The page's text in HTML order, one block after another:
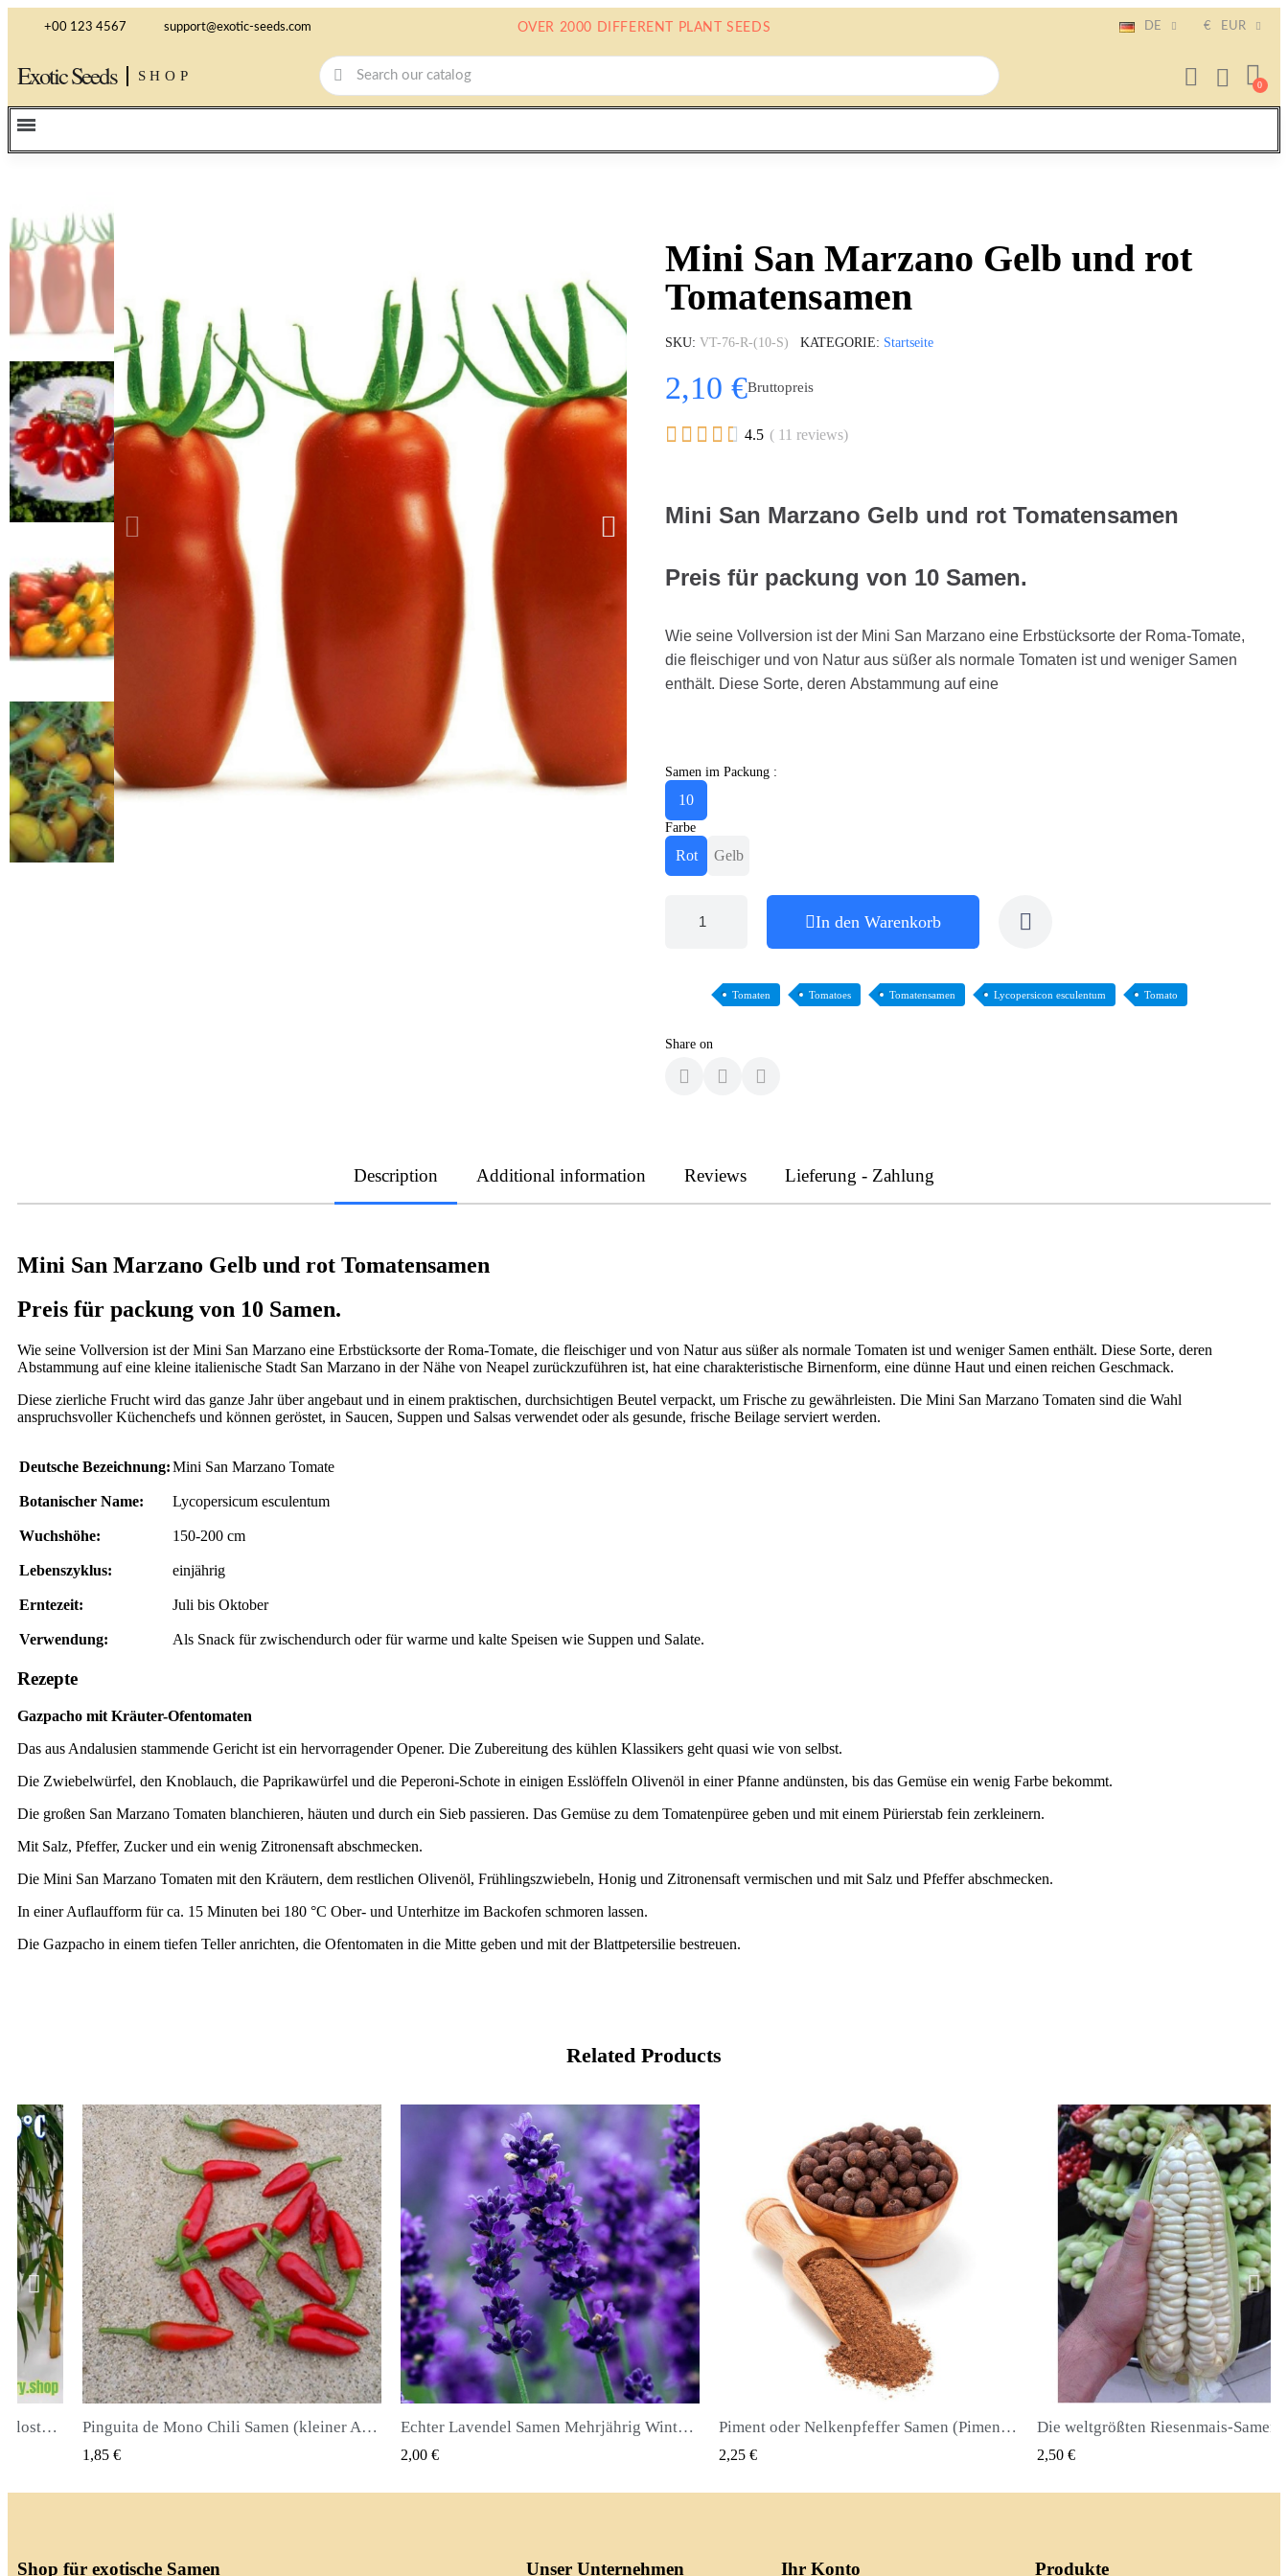
+00 123 4567 support@exotic-seeds.com OVER 2000 DIFFERENT PLANT SEEDS DE € EUR
Exotic Seeds SHOP
Mini San Marzano Gelb und rot
Tomatensamen
SKU VT-76-R-(10-S) KATEGORIE Startseite
2,10 €Bruttopreis
     4.5 ( 11 reviews)
Mini San Marzano Gelb und rot Tomatensamen
Preis für packung von 10 Samen.
Wie seine Vollversion ist der Mini San Marzano eine Erbstücksorte der Roma-Tomate,
die fleischiger und von Natur aus süßer als normale Tomaten ist und weniger Samen
enthält. Diese Sorte, deren Abstammung auf eine
Samen im Packung :
10
Farbe
Rot Gelb
In den Warenkorb
Tomaten Tomatoes Tomatensamen Lycopersicon esculentum Tomato
Share on
Description Additional information Reviews Lieferung - Zahlung
Mini San Marzano Gelb und rot Tomatensamen
Preis für packung von 10 Samen.
Wie seine Vollversion ist der Mini San Marzano eine Erbstücksorte der Roma-Tomate, die fleischiger und von Natur aus süßer als normale Tomaten ist und weniger Samen enthält. Diese Sorte, deren
Abstammung auf eine kleine italienische Stadt San Marzano in der Nähe von Neapel zurückzuführen ist, hat eine charakteristische Birnenform, eine dünne Haut und einen reichen Geschmack.
Diese zierliche Frucht wird das ganze Jahr über angebaut und in einem praktischen, durchsichtigen Beutel verpackt, um Frische zu gewährleisten. Die Mini San Marzano Tomaten sind die Wahl
anspruchsvoller Küchenchefs und können geröstet, in Saucen, Suppen und Salsas verwendet oder als gesunde, frische Beilage serviert werden.
Deutsche Bezeichnung:Mini San Marzano Tomate
Botanischer Name: Lycopersicum esculentum
Wuchshöhe: 150-200 cm
Lebenszyklus: einjährig
Erntezeit: Juli bis Oktober
Verwendung: Als Snack für zwischendurch oder für warme und kalte Speisen wie Suppen und Salate.
Rezepte
Gazpacho mit Kräuter-Ofentomaten
Das aus Andalusien stammende Gericht ist ein hervorragender Opener. Die Zubereitung des kühlen Klassikers geht quasi wie von selbst.
Die Zwiebelwürfel, den Knoblauch, die Paprikawürfel und die Peperoni-Schote in einigen Esslöffeln Olivenöl in einer Pfanne andünsten, bis das Gemüse ein wenig Farbe bekommt.
Die großen San Marzano Tomaten blanchieren, häuten und durch ein Sieb passieren. Das Gemüse zu dem Tomatenpüree geben und mit einem Pürierstab fein zerkleinern.
Mit Salz, Pfeffer, Zucker und ein wenig Zitronensaft abschmecken.
Die Mini San Marzano Tomaten mit den Kräutern, dem restlichen Olivenöl, Frühlingszwiebeln, Honig und Zitronensaft vermischen und mit Salz und Pfeffer abschmecken.
In einer Auflaufform für ca. 15 Minuten bei 180 °C Ober- und Unterhitze im Backofen schmoren lassen.
Die Gazpacho in einem tiefen Teller anrichten, die Ofentomaten in die Mitte geben und mit der Blattpetersilie bestreuen.
Related Products
VIEW Pinguita de Mono Chili Samen (kleiner Affenpenis) QUICK VIEW Echter Lavendel Samen Mehrjährig Winterhart bis -20C QUICK VIEW Piment oder Nelkenpfeffer Samen (Pimenta dioica) QUICK VIEW Die weltgrößten Riesenmais-Samen Cuzco - Cusco QUICK
Shop für exotische Samen Unser Unternehmen Ihr Konto Produkte